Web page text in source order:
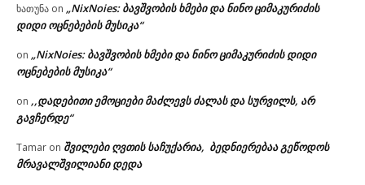
ხათუნა on „NixNoies: ბავშვობის ხმები და ნინო ციმაკურიძის
დიდი ოცნებების მუსიკა“
on „NixNoies: ბავშვობის ხმები და ნინო ციმაკურიძის დიდი
ოცნებების მუსიკა“
on ,,დადებითი ემოციები მაძლევს ძალას და სურვილს, არ
გავჩერდე“
Tamar on შვილები ღვთის საჩუქარია, ბედნიერებაა გეწოდოს
მრავალშვილიანი დედა